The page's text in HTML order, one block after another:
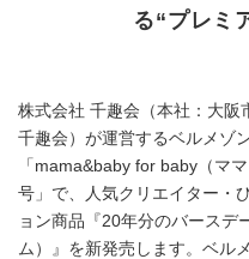
る“プレミ
株式会社 千趣会（本社：大
千趣会）が運営するベルメゾ
「mama&baby for baby（マ
号」で、人気クリエイター・
ョン商品『20年分のバースデ
ム）』を新発売します。ベル